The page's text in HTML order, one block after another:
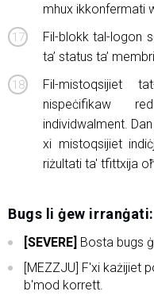
mhux ikkonfermati
Fil-blokk tal-logon
ta’ status ta’
Fil-mistoqsijiet
nispeċifikaw
individwalment.
xi mistoqsijiet
riżultati ta' tfittxija
Bugs li ġew irranġati:
[SEVERE] Bosta bugs
[MEZZJU] F'xi każijiet
b'mod korrett.